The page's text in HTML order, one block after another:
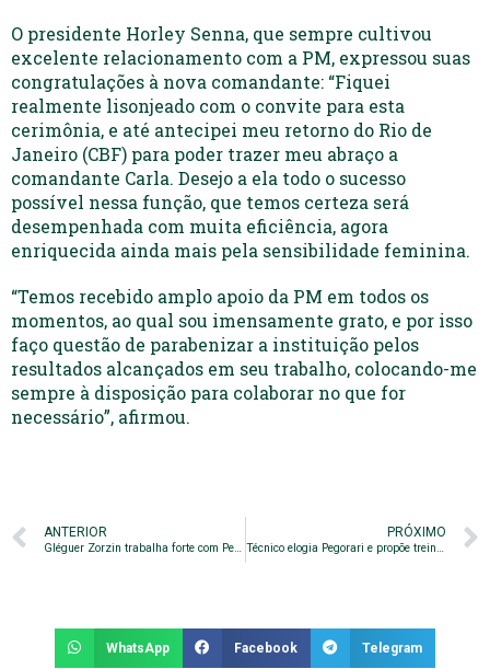
O presidente Horley Senna, que sempre cultivou
excelente relacionamento com a PM, expressou suas
congratulações à nova comandante: “Fiquei
realmente lisonjeado com o convite para esta
cerimônia, e até antecipei meu retorno do Rio de
Janeiro (CBF) para poder trazer meu abraço a
comandante Carla. Desejo a ela todo o sucesso
possível nessa função, que temos certeza será
desempenhada com muita eficiência, agora
enriquecida ainda mais pela sensibilidade feminina.
“Temos recebido amplo apoio da PM em todos os
momentos, ao qual sou imensamente grato, e por isso
faço questão de parabenizar a instituição pelos
resultados alcançados em seu trabalho, colocando-me
sempre à disposição para colaborar no que for
necessário”, afirmou.
ANTERIOR
Gléguer Zorzin trabalha forte com Pegorari
PRÓXIMO
Técnico elogia Pegorari e propõe treino noturno
WhatsApp Facebook Telegram